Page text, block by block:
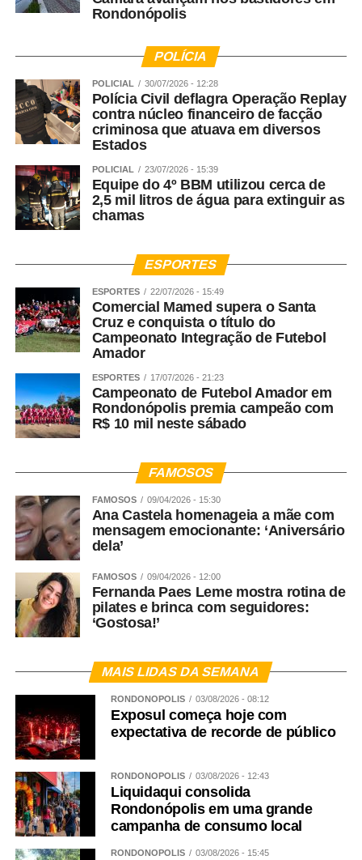
primeira infância. Mais do que uma rede de escolas, o
compreensão de que investir nos primeiros anos de vida
sociedade.
WhatsApp
Facebook
Twitter
Messenger
LinkedIn
Share
Rondonópolis
POLÍCIA
POLICIAL 30/07/2026 - 12:28
Polícia Civil deflagra Operação Replay
contra núcleo financeiro de facção
criminosa que atuava em diversos
Estados
POLICIAL 23/07/2026 - 15:39
Equipe do 4º BBM utilizou cerca de
2,5 mil litros de água para extinguir as
chamas
ESPORTES
ESPORTES 22/07/2026 - 15:49
Comercial Mamed supera o Santa
Cruz e conquista o título do
Campeonato Integração de Futebol
Amador
ESPORTES 17/07/2026 - 21:23
Campeonato de Futebol Amador em
Rondonópolis premia campeão com
R$ 10 mil neste sábado
FAMOSOS
FAMOSOS 09/04/2026 - 15:30
Ana Castela homenageia a mãe com
mensagem emocionante: ‘Aniversário
dela’
FAMOSOS 09/04/2026 - 12:00
Fernanda Paes Leme mostra rotina de
pilates e brinca com seguidores:
‘Gostosa!’
MAIS LIDAS DA SEMANA
RONDONÓPOLIS 03/08/2026 - 08:12
Exposul começa hoje com
expectativa de recorde de público
RONDONÓPOLIS 03/08/2026 - 12:43
Liquidaqui consolida
Rondonópolis em uma grande
campanha de consumo local
RONDONÓPOLIS 03/08/2026 - 15:45